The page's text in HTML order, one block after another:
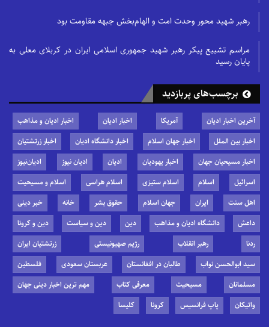
رهبر شهید محور وحدت امت و الهام‌بخش جبهه مقاومت بود
مراسم تشییع پیکر رهبر شهید جمهوری اسلامی ایران در کربلای معلی به
پایان رسید
برچسب‌های پربازدید
آخرین اخبار ادیان آمریکا اخبار ادیان
اخبار ادیان و مذاهب
اخبار بین الملل
اخبار جهان اسلام اخبار دانشگاه ادیان
اخبار زرتشتیان
اخبار مسیحیان جهان
اخبار یهودیان ادیان ادیان نیوز
ادیان‌نیوز
اسرائیل
اسلام اسلام ستیزی اسلام هراسی
اسلام و مسیحیت
اهل سنت
ایران جهان اسلام حقوق بشر خانه
خبر دینی
داعش
دانشگاه ادیان و مذاهب دین دین و سیاست
دین و کرونا
ردنا
رهبر انقلاب رژیم صهیونیستی
زرتشتیان ایران
سید ابوالحسن نواب
طالبان در افغانستان عربستان سعودی
فلسطین
مسلمانان
مسیحیت معرفی کتاب
مهم ترین اخبار دینی جهان
واتیکان
پاپ فرانسیس کرونا کلیسا